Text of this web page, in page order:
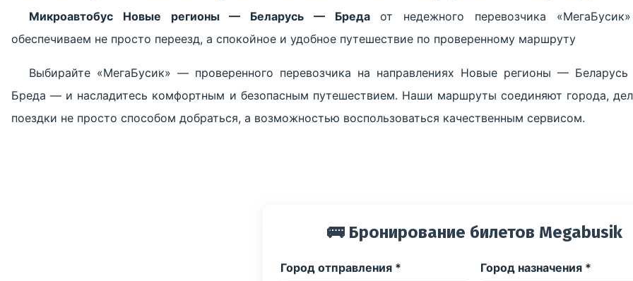
Микроавтобус Новые регионы — Беларусь — Бредаот недежного перевозчика
обеспечиваем не просто переезд, а спокойное и удобное путешествие по проверенному маршруту
Выбирайте «МегаБусик» — проверенного перевозчика на направлениях Новые регионы —
Бреда — и насладитесь комфортным и безопасным путешествием. Наши маршруты соединяют города,
поездки не просто способом добраться, а возможностью воспользоваться качественным сервисом.
🚌 Бронирование билетов Megabusik
Город отправления * Город назначения *